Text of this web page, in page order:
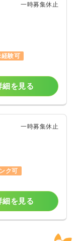
一時募集休止
験可
細を見る
一時募集休止
ク可
細を見る